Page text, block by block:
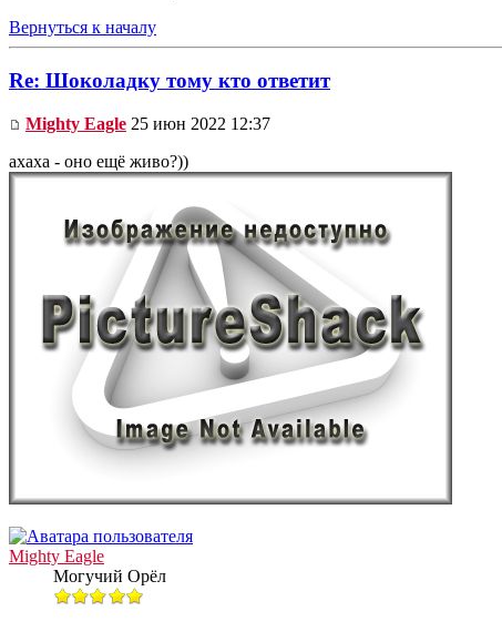
Вернуться к началу
Re: Шоколадку тому кто ответит
Mighty Eagle 25 июн 2022 12:37
ахаха - оно ещё живо?))
Mighty Eagle
Могучий Орёл